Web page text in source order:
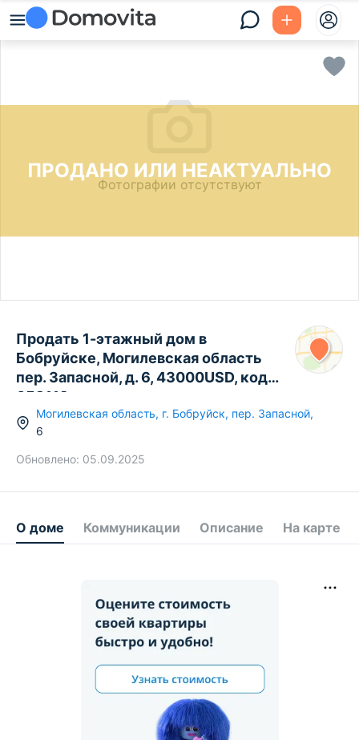
ПРОДАНО ИЛИ НЕАКТУАЛЬНО
Фотографии отсутствуют
Продать 1-этажный дом в
Бобруйске, Могилевская область
пер. Запасной, д. 6, 43000USD, код
653119
Могилевская область, г. Бобруйск, пер. Запасной,
6
Обновлено: 05.09.2025
О доме Коммуникации Описание На карте